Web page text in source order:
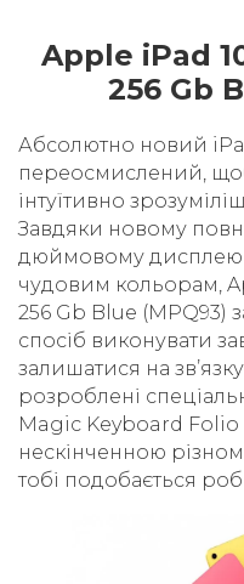
Apple iPad
256 Gb
Абсолютно новий
переосмислений,
інтуїтивно
Завдяки новому
дюймовому дисплею
чудовим кольорам,
256 Gb Blue (MPQ93)
спосіб виконувати
залишатися на
розроблені
Magic Keyboard Folio
нескінченною
тобі подобається